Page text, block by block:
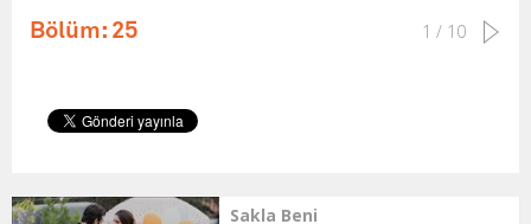
Bölüm: 25 1 / 10
Sakla Beni